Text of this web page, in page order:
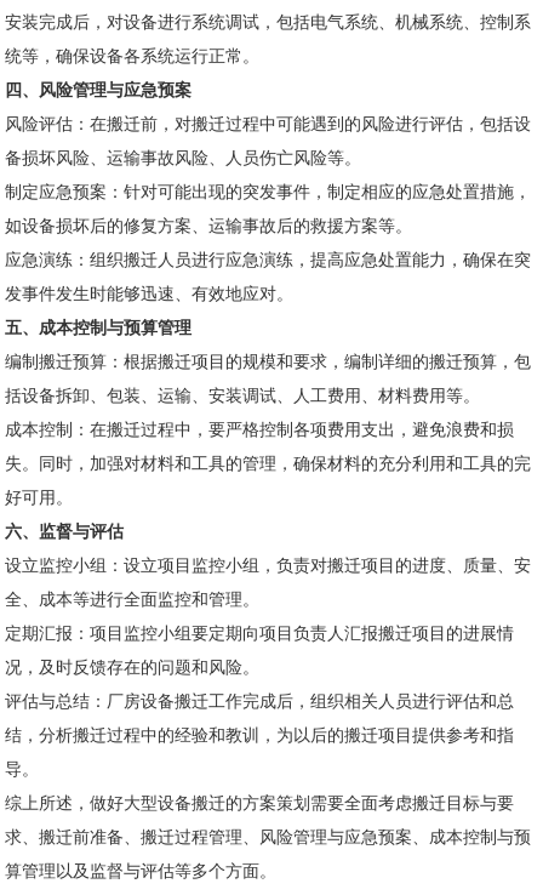
安装完成后，对设备进行系统调试，包括电气系统、机械系统、控制系
统等，确保设备各系统运行正常。
四、风险管理与应急预案
风险评估：在搬迁前，对搬迁过程中可能遇到的风险进行评估，包括设
备损坏风险、运输事故风险、人员伤亡风险等。
制定应急预案：针对可能出现的突发事件，制定相应的应急处置措施，
如设备损坏后的修复方案、运输事故后的救援方案等。
应急演练：组织搬迁人员进行应急演练，提高应急处置能力，确保在突
发事件发生时能够迅速、有效地应对。
五、成本控制与预算管理
编制搬迁预算：根据搬迁项目的规模和要求，编制详细的搬迁预算，包
括设备拆卸、包装、运输、安装调试、人工费用、材料费用等。
成本控制：在搬迁过程中，要严格控制各项费用支出，避免浪费和损
失。同时，加强对材料和工具的管理，确保材料的充分利用和工具的完
好可用。
六、监督与评估
设立监控小组：设立项目监控小组，负责对搬迁项目的进度、质量、安
全、成本等进行全面监控和管理。
定期汇报：项目监控小组要定期向项目负责人汇报搬迁项目的进展情
况，及时反馈存在的问题和风险。
评估与总结：厂房设备搬迁工作完成后，组织相关人员进行评估和总
结，分析搬迁过程中的经验和教训，为以后的搬迁项目提供参考和指
导。
综上所述，做好大型设备搬迁的方案策划需要全面考虑搬迁目标与要
求、搬迁前准备、搬迁过程管理、风险管理与应急预案、成本控制与预
算管理以及监督与评估等多个方面。